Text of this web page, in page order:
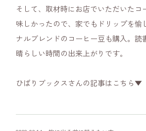
そして、取材時にお店でいただいたコ
味しかったので、家でもドリップを愉
ナルブレンドのコーヒー豆も購入。読
晴らしい時間の出来上がりです。
ひばりブックスさんの記事はこちら▼